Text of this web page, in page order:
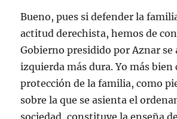
Bueno, pues si defender la
actitud derechista, hemos de
Gobierno presidido por Aznar se
izquierda más dura. Yo más bien
protección de la familia, como
sobre la que se asienta el
sociedad, constituye la enseña